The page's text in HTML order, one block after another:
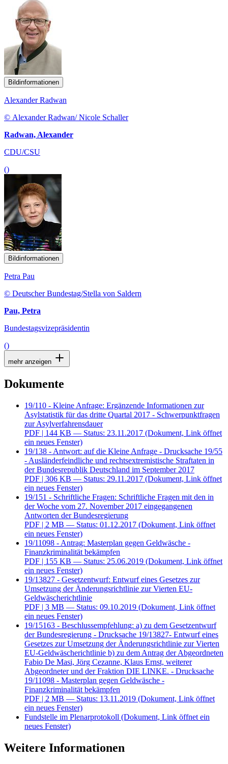
Bildinformationen
Alexander Radwan
© Alexander Radwan/ Nicole Schaller
Radwan, Alexander
CDU/CSU
()
Bildinformationen
Petra Pau
© Deutscher Bundestag/Stella von Saldern
Pau, Petra
Bundestagsvizepräsidentin
()
mehr anzeigen
Dokumente
19/110 - Kleine Anfrage: Ergänzende Informationen zur
Asylstatistik für das dritte Quartal 2017 - Schwerpunktfragen
zur Asylverfahrensdauer
PDF | 144 KB — Status: 23.11.2017 (Dokument, Link öffnet
ein neues Fenster)
19/138 - Antwort: auf die Kleine Anfrage - Drucksache 19/55
- Ausländerfeindliche und rechtsextremistische Straftaten in
der Bundesrepublik Deutschland im September 2017
PDF | 306 KB — Status: 29.11.2017 (Dokument, Link öffnet
ein neues Fenster)
19/151 - Schriftliche Fragen: Schriftliche Fragen mit den in
der Woche vom 27. November 2017 eingegangenen
Antworten der Bundesregierung
PDF | 2 MB — Status: 01.12.2017 (Dokument, Link öffnet
ein neues Fenster)
19/11098 - Antrag: Masterplan gegen Geldwäsche -
Finanzkriminalität bekämpfen
PDF | 155 KB — Status: 25.06.2019 (Dokument, Link öffnet
ein neues Fenster)
19/13827 - Gesetzentwurf: Entwurf eines Gesetzes zur
Umsetzung der Änderungsrichtlinie zur Vierten EU-
Geldwäscherichtlinie
PDF | 3 MB — Status: 09.10.2019 (Dokument, Link öffnet
ein neues Fenster)
19/15163 - Beschlussempfehlung: a) zu dem Gesetzentwurf
der Bundesregierung - Drucksache 19/13827- Entwurf eines
Gesetzes zur Umsetzung der Änderungsrichtlinie zur Vierten
EU-Geldwäscherichtlinie b) zu dem Antrag der Abgeordneten
Fabio De Masi, Jörg Cezanne, Klaus Ernst, weiterer
Abgeordneter und der Fraktion DIE LINKE. - Drucksache
19/11098 - Masterplan gegen Geldwäsche -
Finanzkriminalität bekämpfen
PDF | 2 MB — Status: 13.11.2019 (Dokument, Link öffnet
ein neues Fenster)
Fundstelle im Plenarprotokoll (Dokument, Link öffnet ein
neues Fenster)
Weitere Informationen